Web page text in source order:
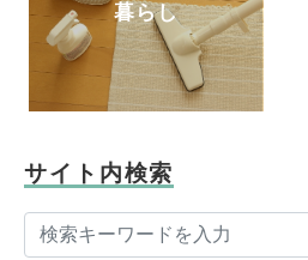
暮らし
サイト内検索
検索